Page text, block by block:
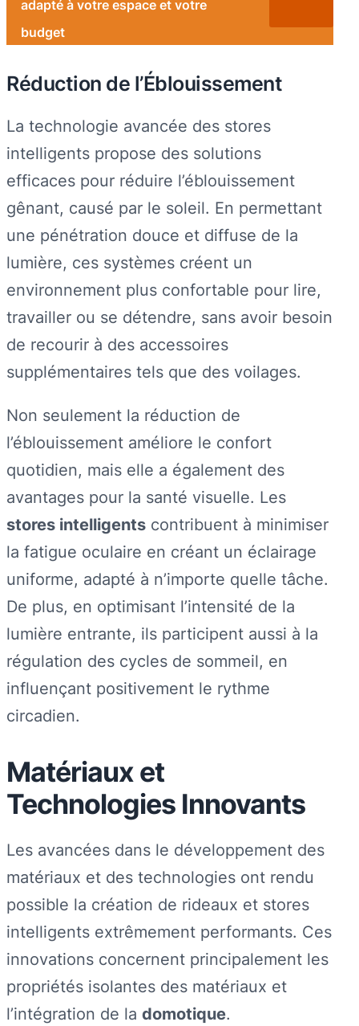
adapté à votre espace et votre
budget
Réduction de l’Éblouissement
La technologie avancée des stores
intelligents propose des solutions
efficaces pour réduire l’éblouissement
gênant, causé par le soleil. En permettant
une pénétration douce et diffuse de la
lumière, ces systèmes créent un
environnement plus confortable pour lire,
travailler ou se détendre, sans avoir besoin
de recourir à des accessoires
supplémentaires tels que des voilages.
Non seulement la réduction de
l’éblouissement améliore le confort
quotidien, mais elle a également des
avantages pour la santé visuelle. Les
stores intelligents contribuent à minimiser
la fatigue oculaire en créant un éclairage
uniforme, adapté à n’importe quelle tâche.
De plus, en optimisant l’intensité de la
lumière entrante, ils participent aussi à la
régulation des cycles de sommeil, en
influençant positivement le rythme
circadien.
Matériaux et
Technologies Innovants
Les avancées dans le développement des
matériaux et des technologies ont rendu
possible la création de rideaux et stores
intelligents extrêmement performants. Ces
innovations concernent principalement les
propriétés isolantes des matériaux et
l’intégration de la domotique.